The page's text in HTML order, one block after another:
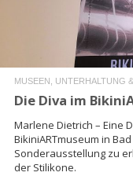
MUSEEN, UNTERHALTUNG
Die Diva im
Marlene Dietrich – Eine
BikiniARTmuseum in
Sonderausstellung zu
der Stilikone.